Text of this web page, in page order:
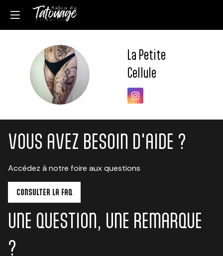
LPC
La Petite
Cellule
VOUS AVEZ BESOIN D'AIDE ?
Accédez à notre foire aux questions
CONSULTER LA FAQ
UNE QUESTION, UNE REMARQUE
?